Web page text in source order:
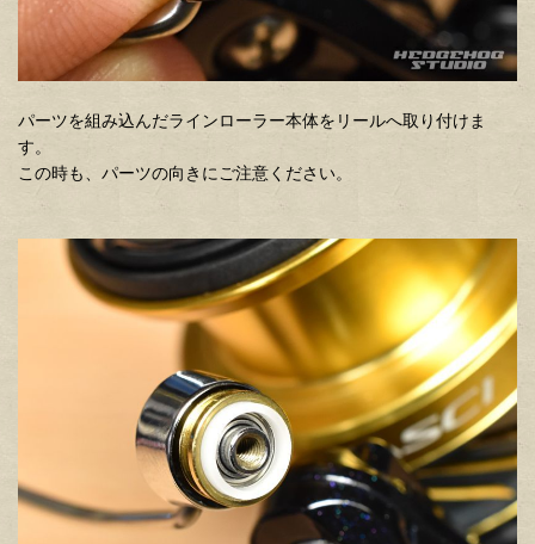
パーツを組み込んだラインローラー本体をリールへ取り付けま
す。
この時も、パーツの向きにご注意ください。